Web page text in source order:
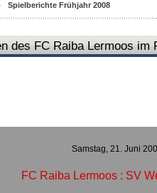
Spielberichte Frühjahr 2008
des FC Raiba Lermoos im
Samstag, 21. Juni
FC Raiba Lermoos : SV